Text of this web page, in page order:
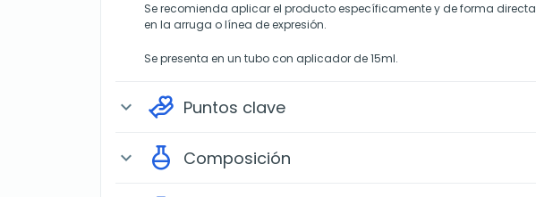
Se recomienda aplicar el producto específicamente y de forma directa
en la arruga o línea de expresión.
Se presenta en un tubo con aplicador de 15ml.
expand_more Puntos clave
expand_more Composición